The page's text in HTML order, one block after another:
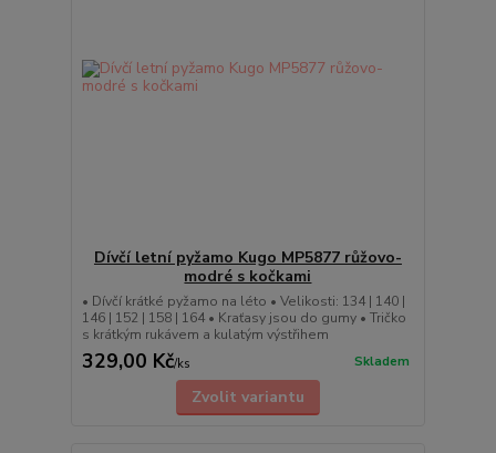
Dívčí letní pyžamo Kugo MP5877 růžovo-
modré s kočkami
• Dívčí krátké pyžamo na léto • Velikosti: 134 | 140 |
146 | 152 | 158 | 164 • Kraťasy jsou do gumy • Tričko
s krátkým rukávem a kulatým výstřihem
329,00 Kč/ks Skladem
Zvolit variantu